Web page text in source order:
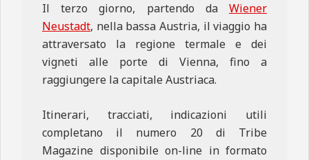
Il terzo giorno, partendo da Wiener
Neustadt, nella bassa Austria, il viaggio ha
attraversato la regione termale e dei
vigneti alle porte di Vienna, fino a
raggiungere la capitale Austriaca.
Itinerari, tracciati, indicazioni utili
completano il numero 20 di Tribe
Magazine disponibile on-line in formato